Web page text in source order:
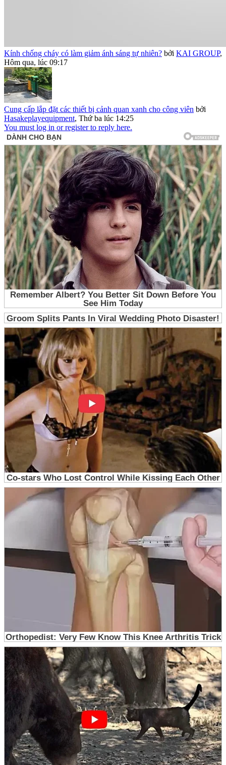
Kính chống cháy có làm giảm ánh sáng tự nhiên? bởi KAI GROUP,
Hôm qua, lúc 09:17
Cung cấp lắp đặt các thiết bị cảnh quan xanh cho công viên bởi
Hasakeplayequipment, Thứ ba lúc 14:25
You must log in or register to reply here.